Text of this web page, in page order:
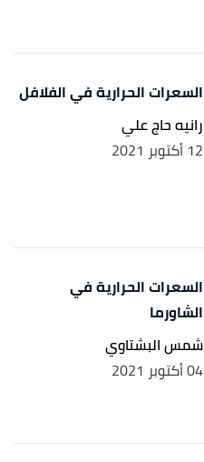
السعرات الحرارية في الفلافل
رانيه حاج علي
12 أكتوبر 2021
السعرات الحرارية في
الشاورما
شمس البشتاوي
04 أكتوبر 2021